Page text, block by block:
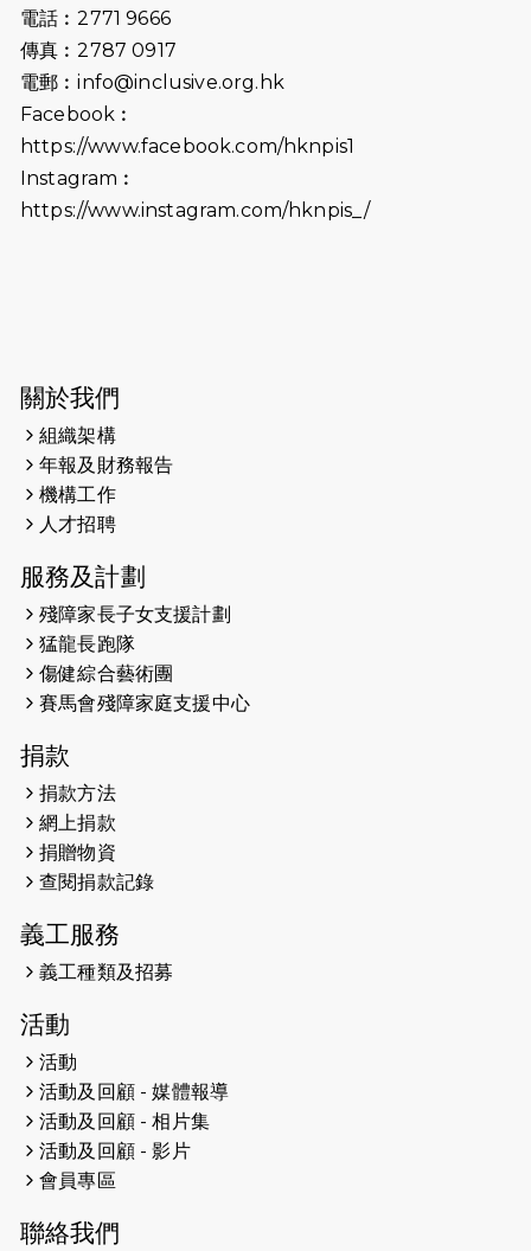
2026-06-25
（19:00開始）
2026-06-18
猛龍長跑隊恆常練習 - 6月18日
2026-06-11
猛龍長跑隊恆常練習 - 6月11日（19:00
2026-05-28
2026-05-22
2026-05-21
2026-05-14
（19:00開始）
2026-05-07
開始）
2026-04-30
2026-04-25
2026-04-24
2026-04-23
2026-04-19
2026-04-16
猛龍長跑隊恆常練習 - 4月16日
（19:00開始）
2026-04-12
電話︰2771 9666
傳真︰2787 0917
電郵︰info@inclusive.org.hk
Facebook︰
https://www.facebook.com/hknpis1
Instagram︰
https://www.instagram.com/hknpis_/
關於我們
組織架構
年報及財務報告
機構工作
人才招聘
服務及計劃
殘障家長子女支援計劃
猛龍長跑隊
傷健綜合藝術團
賽馬會殘障家庭支援中心
捐款
捐款方法
網上捐款
捐贈物資
查閱捐款記錄
義工服務
義工種類及招募
活動
活動
活動及回顧 - 媒體報導
活動及回顧 - 相片集
活動及回顧 - 影片
會員專區
聯絡我們